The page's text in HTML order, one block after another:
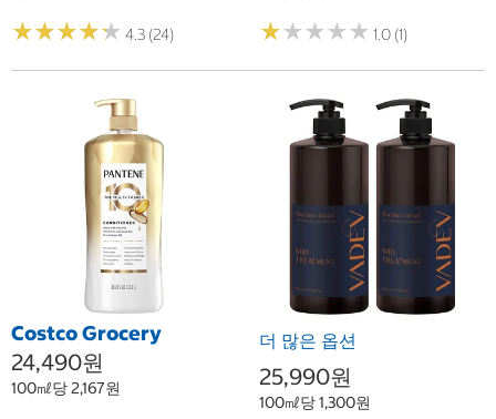
★★★★★
★★★★★ 4.3 (24) ★★★★★
★★★★★ 1.0 (1)
Costco Grocery
24,490원
100㎖당 2,167원
더 많은 옵션
25,990원
100㎖당 1,300원